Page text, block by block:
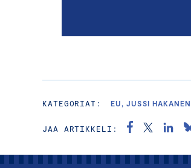
KATEGORIAT: EU, JUSSI HAKANEN
JAA ARTIKKELI: